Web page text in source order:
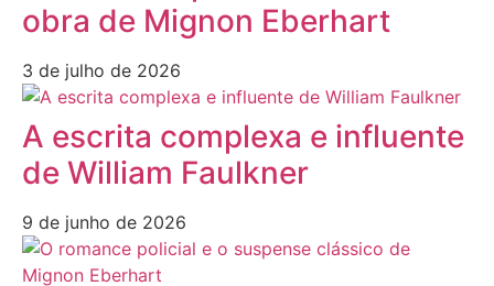
obra de Mignon Eberhart
3 de julho de 2026
A escrita complexa e influente
de William Faulkner
9 de junho de 2026